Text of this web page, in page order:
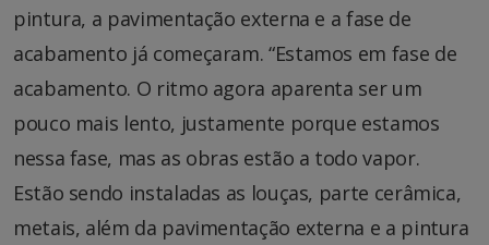
pintura, a pavimentação externa e a fase de
acabamento já começaram. “Estamos em fase de
acabamento. O ritmo agora aparenta ser um
pouco mais lento, justamente porque estamos
nessa fase, mas as obras estão a todo vapor.
Estão sendo instaladas as louças, parte cerâmica,
metais, além da pavimentação externa e a pintura